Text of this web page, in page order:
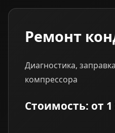
Ремонт
Диагностика,
компрессора
Стоимость: от 1